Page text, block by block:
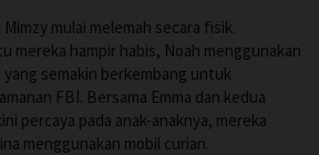
mulai melemah secara fisik.
mereka hampir habis, Noah menggunakan
semakin berkembang untuk
FBI. Bersama Emma dan kedua
percaya pada anak-anaknya, mereka
menggunakan mobil curian.